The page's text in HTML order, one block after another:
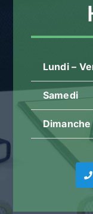
Lundi –
Samedi
Dimanche